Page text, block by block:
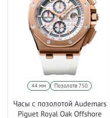
44 мм Позолота 750
Часы с позолотой Audemars
Piguet Royal Oak Offshore